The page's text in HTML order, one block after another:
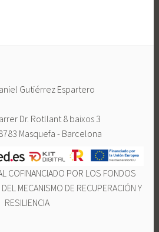
Gutiérrez Espartero
Dr. Rotllant 8 baixos 3
Masquefa - Barcelona
COFINANCIADO POR LOS FONDOS
MECANISMO DE RECUPERACIÓN Y
RESILIENCIA